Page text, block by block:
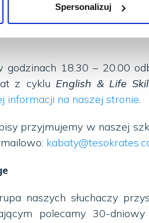
Spersonalizuj
”, w czasie którego
jak rozwijać umiejętność
godzinach 18.30 – 20.00
z cyklu English & Life
informacji na naszej stronie.
przyjmujemy w naszej
naszych słuchaczy
polecamy 30-dniowy